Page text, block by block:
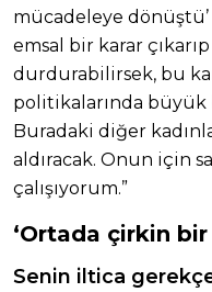
mücadeleye
emsal bir karar
durdurabilirsek, bu
politikalarında büyük
Buradaki diğer
aldıracak. Onun için
çalışıyorum.”
‘Ortada çirkin
Senin iltica